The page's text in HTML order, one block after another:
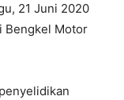
21 Juni 2020
Bengkel Motor